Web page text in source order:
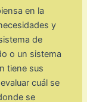
en la
y
de
o un sistema
tiene sus
cuál se
se